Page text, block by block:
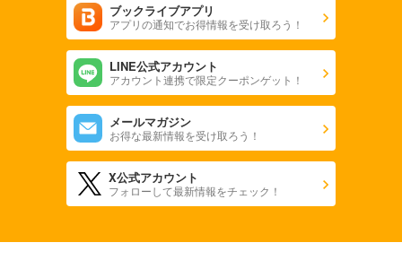
ブックライブアプリ
アプリの通知でお得情報を受け取ろう！
LINE公式アカウント
アカウント連携で限定クーポンゲット！
メールマガジン
お得な最新情報を受け取ろう！
X公式アカウント
フォローして最新情報をチェック！